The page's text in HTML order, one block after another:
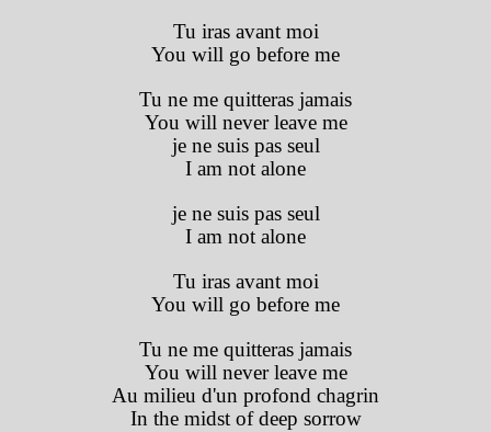
Tu iras avant moi
You will go before me
Tu ne me quitteras jamais
You will never leave me
je ne suis pas seul
I am not alone
je ne suis pas seul
I am not alone
Tu iras avant moi
You will go before me
Tu ne me quitteras jamais
You will never leave me
Au milieu d'un profond chagrin
In the midst of deep sorrow